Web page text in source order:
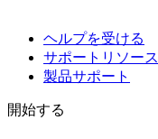
ヘルプを受ける
サポートリソース
製品サポート
開始する